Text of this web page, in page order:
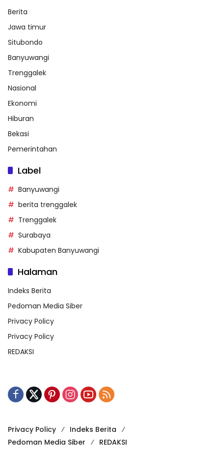
Berita
Jawa timur
Situbondo
Banyuwangi
Trenggalek
Nasional
Ekonomi
Hiburan
Bekasi
Pemerintahan
Label
Banyuwangi
berita trenggalek
Trenggalek
Surabaya
Kabupaten Banyuwangi
Halaman
Indeks Berita
Pedoman Media Siber
Privacy Policy
Privacy Policy
REDAKSI
Privacy Policy
Indeks Berita
Pedoman Media Siber
REDAKSI